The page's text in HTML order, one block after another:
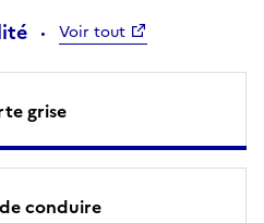
Voir tout
grise
conduire